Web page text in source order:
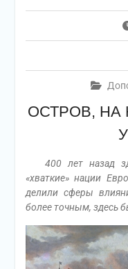
ОСТРОВ, НА
400 лет назад
«хваткие» нации
делили сферы
более точным, здесь